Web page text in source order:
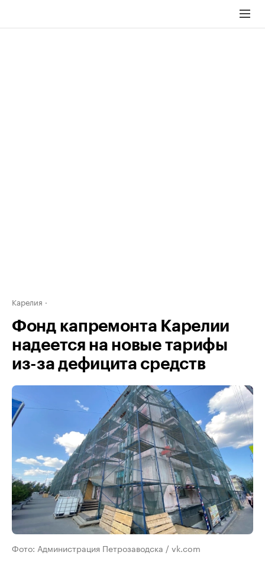
Карелия
Фонд капремонта Карелии
надеется на новые тарифы
из-за дефицита средств
Фото: Администрация Петрозаводска / vk.com